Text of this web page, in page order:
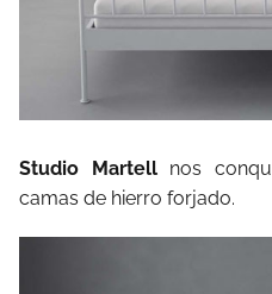
Studio Martellnos
camas de hierro forjado.